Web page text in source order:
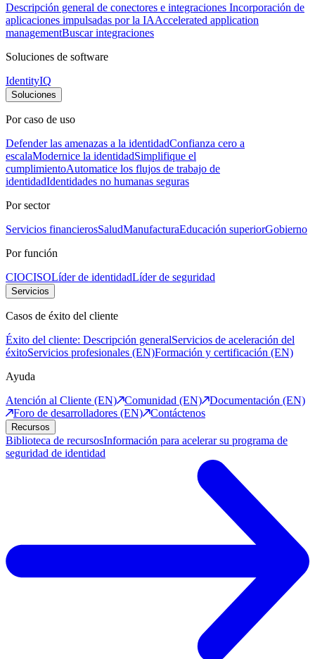
Descripción general de conectores e integraciones Incorporación de
aplicaciones impulsadas por la IAAccelerated application
managementBuscar integraciones
Soluciones de software
IdentityIQ
Soluciones
Por caso de uso
Defender las amenazas a la identidadConfianza cero a
escalaModernice la identidadSimplifique el
cumplimientoAutomatice los flujos de trabajo de
identidadIdentidades no humanas seguras
Por sector
Servicios financierosSaludManufacturaEducación superiorGobierno
Por función
CIOCISOLíder de identidadLíder de seguridad
Servicios
Casos de éxito del cliente
Éxito del cliente: Descripción generalServicios de aceleración del
éxitoServicios profesionales (EN)Formación y certificación (EN)
Ayuda
Atención al Cliente (EN)
Comunidad (EN)
Documentación (EN)
Foro de desarrolladores (EN)
Contáctenos
Recursos
Biblioteca de recursosInformación para acelerar su programa de
seguridad de identidad